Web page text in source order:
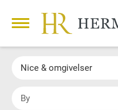
Nice & omgivelser
By